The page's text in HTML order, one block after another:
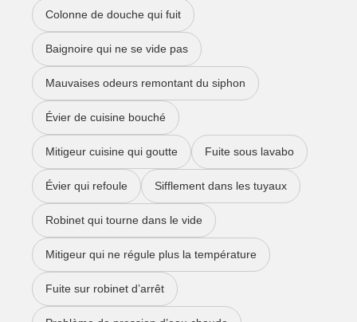
Colonne de douche qui fuit
Baignoire qui ne se vide pas
Mauvaises odeurs remontant du siphon
Évier de cuisine bouché
Mitigeur cuisine qui goutte Fuite sous lavabo
Évier qui refoule Sifflement dans les tuyaux
Robinet qui tourne dans le vide
Mitigeur qui ne régule plus la température
Fuite sur robinet d’arrêt